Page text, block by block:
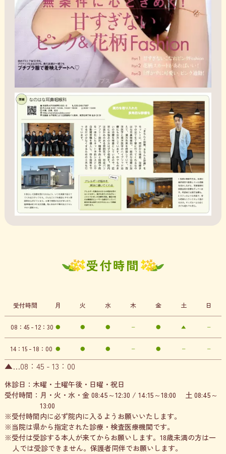
受付時間
受付時間 月 火 水 木 金 土 日
08：45 - 12：30 ● ● ● − ● ▲ −
14：15 - 18：00 ● ● ● − ● − −
▲…08：45 - 13：00
休診日： 木曜・土曜午後・日曜・祝日
受付時間： 月・火・水・金 08:45～12:30 / 14:15～18:00 土 08:45～
13:00
※受付時間内に必ず院内に入るようお願いいたします。
※当院は県から指定された診療・検査医療機関です。
※受付は受診する本人が来てからお願いします。18歳未満の方は一
人では受診できません。保護者同伴でお願いします。